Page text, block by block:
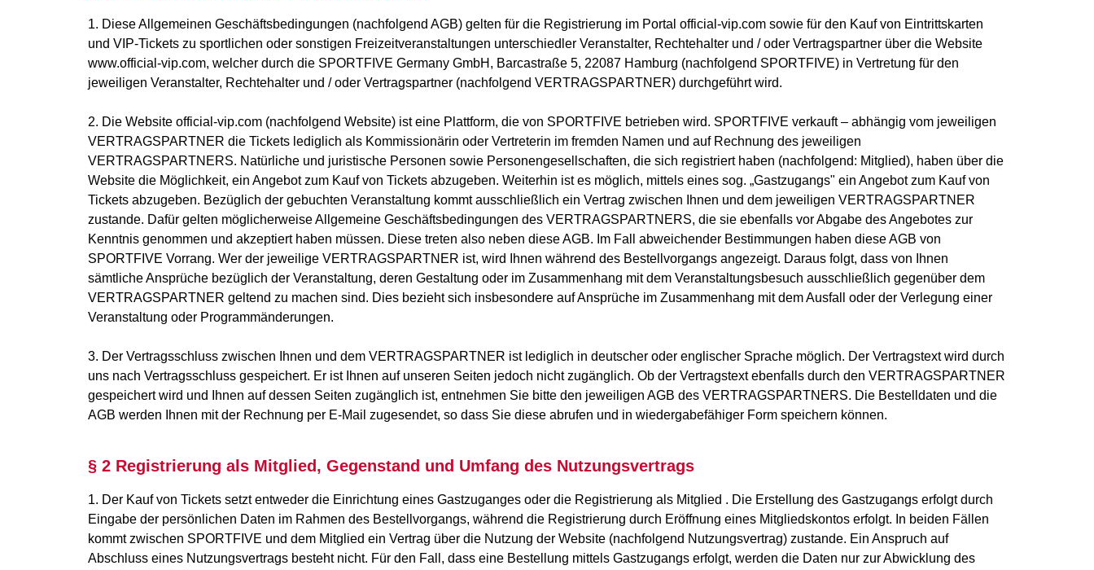
1. Diese Allgemeinen Geschäftsbedingungen (nachfolgend AGB) gelten für die Registrierung im Portal official-vip.com sowie für den Kauf von Eintrittskarten
und VIP-Tickets zu sportlichen oder sonstigen Freizeitveranstaltungen unterschiedler Veranstalter, Rechtehalter und / oder Vertragspartner über die Website
www.official-vip.com, welcher durch die SPORTFIVE Germany GmbH, Barcastraße 5, 22087 Hamburg (nachfolgend SPORTFIVE) in Vertretung für den
jeweiligen Veranstalter, Rechtehalter und / oder Vertragspartner (nachfolgend VERTRAGSPARTNER) durchgeführt wird.
2. Die Website official-vip.com (nachfolgend Website) ist eine Plattform, die von SPORTFIVE betrieben wird. SPORTFIVE verkauft – abhängig vom jeweiligen
VERTRAGSPARTNER die Tickets lediglich als Kommissionärin oder Vertreterin im fremden Namen und auf Rechnung des jeweiligen
VERTRAGSPARTNERS. Natürliche und juristische Personen sowie Personengesellschaften, die sich registriert haben (nachfolgend: Mitglied), haben über die
Website die Möglichkeit, ein Angebot zum Kauf von Tickets abzugeben. Weiterhin ist es möglich, mittels eines sog. „Gastzugangs" ein Angebot zum Kauf von
Tickets abzugeben. Bezüglich der gebuchten Veranstaltung kommt ausschließlich ein Vertrag zwischen Ihnen und dem jeweiligen VERTRAGSPARTNER
zustande. Dafür gelten möglicherweise Allgemeine Geschäftsbedingungen des VERTRAGSPARTNERS, die sie ebenfalls vor Abgabe des Angebotes zur
Kenntnis genommen und akzeptiert haben müssen. Diese treten also neben diese AGB. Im Fall abweichender Bestimmungen haben diese AGB von
SPORTFIVE Vorrang. Wer der jeweilige VERTRAGSPARTNER ist, wird Ihnen während des Bestellvorgangs angezeigt. Daraus folgt, dass von Ihnen
sämtliche Ansprüche bezüglich der Veranstaltung, deren Gestaltung oder im Zusammenhang mit dem Veranstaltungsbesuch ausschließlich gegenüber dem
VERTRAGSPARTNER geltend zu machen sind. Dies bezieht sich insbesondere auf Ansprüche im Zusammenhang mit dem Ausfall oder der Verlegung einer
Veranstaltung oder Programmänderungen.
3. Der Vertragsschluss zwischen Ihnen und dem VERTRAGSPARTNER ist lediglich in deutscher oder englischer Sprache möglich. Der Vertragstext wird durch
uns nach Vertragsschluss gespeichert. Er ist Ihnen auf unseren Seiten jedoch nicht zugänglich. Ob der Vertragstext ebenfalls durch den VERTRAGSPARTNER
gespeichert wird und Ihnen auf dessen Seiten zugänglich ist, entnehmen Sie bitte den jeweiligen AGB des VERTRAGSPARTNERS. Die Bestelldaten und die
AGB werden Ihnen mit der Rechnung per E-Mail zugesendet, so dass Sie diese abrufen und in wiedergabefähiger Form speichern können.
§ 2 Registrierung als Mitglied, Gegenstand und Umfang des Nutzungsvertrags
1. Der Kauf von Tickets setzt entweder die Einrichtung eines Gastzuganges oder die Registrierung als Mitglied . Die Erstellung des Gastzugangs erfolgt durch
Eingabe der persönlichen Daten im Rahmen des Bestellvorgangs, während die Registrierung durch Eröffnung eines Mitgliedskontos erfolgt. In beiden Fällen
kommt zwischen SPORTFIVE und dem Mitglied ein Vertrag über die Nutzung der Website (nachfolgend Nutzungsvertrag) zustande. Ein Anspruch auf
Abschluss eines Nutzungsvertrags besteht nicht. Für den Fall, dass eine Bestellung mittels Gastzugangs erfolgt, werden die Daten nur zur Abwicklung des